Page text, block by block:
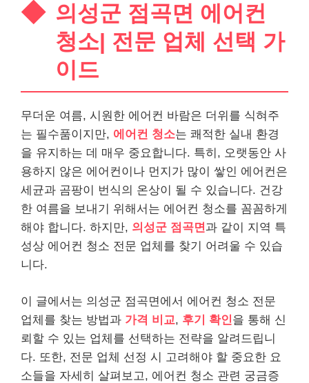
의성군 점곡면 에어컨
청소| 전문 업체 선택 가
이드
무더운 여름, 시원한 에어컨 바람은 더위를 식혀주
는 필수품이지만, 에어컨 청소는 쾌적한 실내 환경
을 유지하는 데 매우 중요합니다. 특히, 오랫동안 사
용하지 않은 에어컨이나 먼지가 많이 쌓인 에어컨은
세균과 곰팡이 번식의 온상이 될 수 있습니다. 건강
한 여름을 보내기 위해서는 에어컨 청소를 꼼꼼하게
해야 합니다. 하지만, 의성군 점곡면과 같이 지역 특
성상 에어컨 청소 전문 업체를 찾기 어려울 수 있습
니다.
이 글에서는 의성군 점곡면에서 에어컨 청소 전문
업체를 찾는 방법과 가격 비교, 후기 확인을 통해 신
뢰할 수 있는 업체를 선택하는 전략을 알려드립니
다. 또한, 전문 업체 선정 시 고려해야 할 중요한 요
소들을 자세히 살펴보고, 에어컨 청소 관련 궁금증